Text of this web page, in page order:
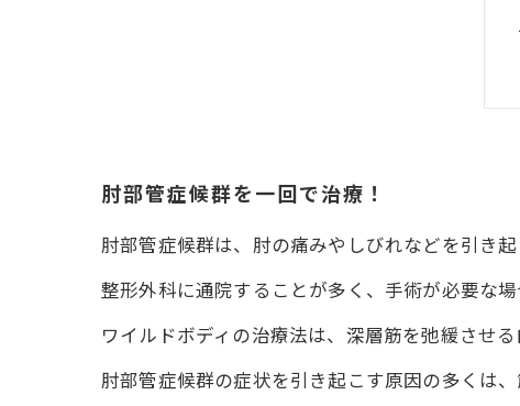
肘部管症候群を一回で治療！
肘部管症候群は、肘の痛みやしびれなどを引き起
整形外科に通院することが多く、手術が必要な
ワイルドボディの治療法は、深層筋を弛緩させる
肘部管症候群の症状を引き起こす原因の多くは、